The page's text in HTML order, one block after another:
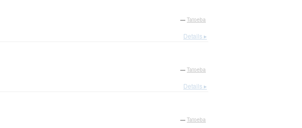
— Tatoeba
Details ▸
— Tatoeba
Details ▸
— Tatoeba